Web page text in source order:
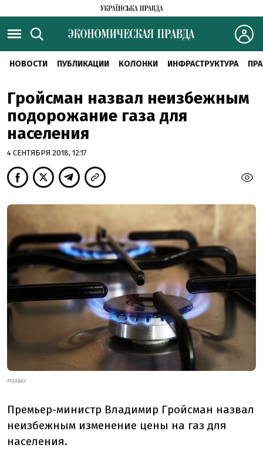
НОВОСТИ ПУБЛИКАЦИИ КОЛОНКИ ИНФРАСТРУКТУРА
Гройсман назвал неизбежным
подорожание газа для
населения
4 СЕНТЯБРЯ 2018, 12:17
PIXABAY
Премьер-министр Владимир Гройсман назвал
неизбежным изменение цены на газ для
населения.